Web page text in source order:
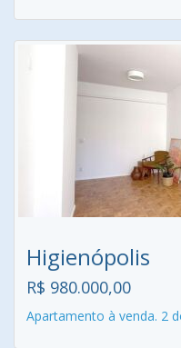
Higienópolis
R$ 980.000,00
Apartamento à venda. 2